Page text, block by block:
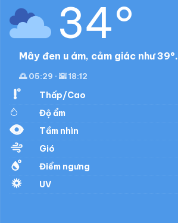
34°
Mây đen u ám, cảm giác như 39°.
🌅 05:29 · 🌇 18:12
Thấp/Cao
Độ ẩm
Tầm nhìn
Gió
Điểm ngưng
UV